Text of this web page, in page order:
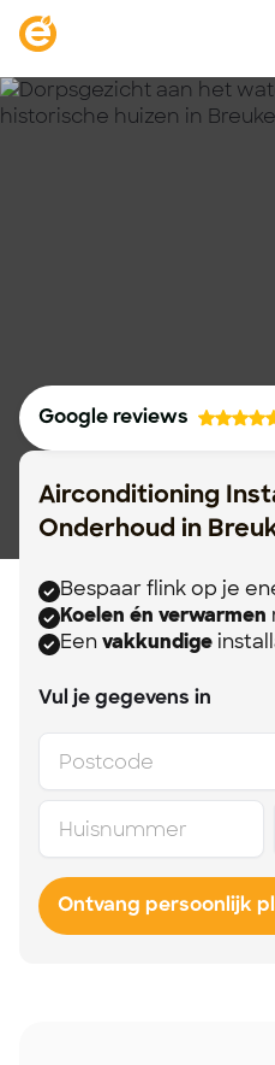
Airconditioning
Onderhoud in
Bespaar flink op je
Koelen én verwarmen
Eenvakkundige
Vul je gegevens in
Ontvang persoonlijk
Google reviews